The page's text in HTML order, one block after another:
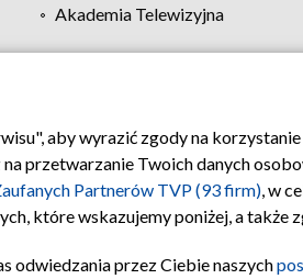
Akademia Telewizyjna
Regulamin TVP Polityka
aby wyrazić zgody na
przetwarzanie Twoich danych
Partnerów TVP (93 firm), w
które wskazujemy poniżej, a
odwiedzania przez Ciebie naszych